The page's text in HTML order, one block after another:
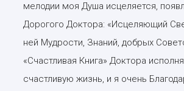
мелодии моя Душа исцеляется,
Дорогого Доктора: «Исцеляющий
ней Мудрости, Знаний, добрых
«Счастливая Книга» Доктора
счастливую жизнь, и я очень